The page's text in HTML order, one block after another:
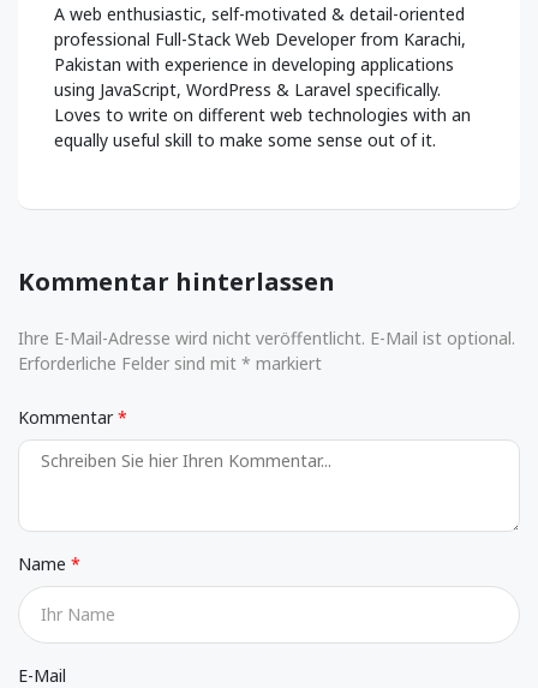
A web enthusiastic, self-motivated & detail-oriented
professional Full-Stack Web Developer from Karachi,
Pakistan with experience in developing applications
using JavaScript, WordPress & Laravel specifically.
Loves to write on different web technologies with an
equally useful skill to make some sense out of it.
Kommentar hinterlassen
Ihre E-Mail-Adresse wird nicht veröffentlicht. E-Mail ist optional.
Erforderliche Felder sind mit * markiert
Kommentar
Name
E-Mail